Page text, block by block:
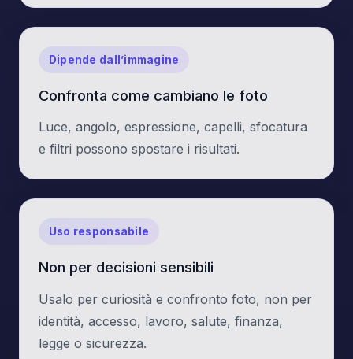
Dipende dall’immagine
Confronta come cambiano le foto
Luce, angolo, espressione, capelli, sfocatura
e filtri possono spostare i risultati.
Uso responsabile
Non per decisioni sensibili
Usalo per curiosità e confronto foto, non per
identità, accesso, lavoro, salute, finanza,
legge o sicurezza.